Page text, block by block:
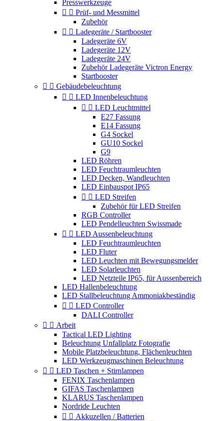
Presswerkzeuge
  Prüf- und Messmittel
Zubehör
  Ladegeräte / Startbooster
Ladegeräte 6V
Ladegeräte 12V
Ladegeräte 24V
Zubehör Ladegeräte Victron Energy
Startbooster
  Gebäudebeleuchtung
  LED Innenbeleuchtung
  LED Leuchtmittel
E27 Fassung
E14 Fassung
G4 Sockel
GU10 Sockel
G9
LED Röhren
LED Feuchtraumleuchten
LED Decken, Wandleuchten
LED Einbauspot IP65
  LED Streifen
Zubehör für LED Streifen
RGB Controller
LED Pendelleuchten Swissmade
  LED Aussenbeleuchtung
LED Feuchtraumleuchten
LED Fluter
LED Leuchten mit Bewegungsmelder
LED Solarleuchten
LED Netzteile IP65, für Aussenbereich
LED Hallenbeleuchtung
LED Stallbeleuchtung Ammoniakbeständig
  LED Controller
DALI Controller
  Arbeit
Tactical LED Lighting
Beleuchtung Unfallplatz Fotografie
Mobile Platzbeleuchtung, Flächenleuchten
LED Werkzeugmaschinen Beleuchtung
  LED Taschen + Stirnlampen
FENIX Taschenlampen
GIFAS Taschenlampen
KLARUS Taschenlampen
Nordride Leuchten
  Akkuzellen / Batterien